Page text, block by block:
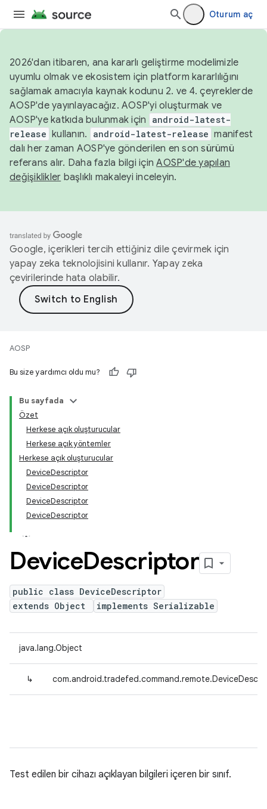
Oturum aç
2026'dan itibaren, ana kararlı geliştirme modelimizle
uyumlu olmak ve ekosistem için platform kararlılığını
sağlamak amacıyla kaynak kodunu 2. ve 4. çeyreklerde
AOSP'de yayınlayacağız. AOSP'yi oluşturmak ve
AOSP'ye katkıda bulunmak için
android-latest-
release kullanın. android-latest-release manifest
dalı her zaman AOSP'ye gönderilen en son sürümü
referans alır. Daha fazla bilgi içinAOSP'de yapılan
değişiklikler başlıklı makaleyi inceleyin.
Google, içerikleri tercih ettiğiniz dile çevirmek için
yapay zeka teknolojisini kullanır. Yapay zeka
çevirilerinde hata olabilir.
AOSP
Bu size yardımcı oldu mu?
Bu sayfada
Özet
Herkese açık oluşturucular
Herkese açık yöntemler
Herkese açık oluşturucular
DeviceDescriptor
DeviceDescriptor
DeviceDescriptor
DeviceDescriptor
DeviceDescriptor
public class DeviceDescriptor
extends Object
implements Serializable
java.lang.Object
↳
Test edilen bir cihazı açıklayan bilgileri içeren bir sınıf.